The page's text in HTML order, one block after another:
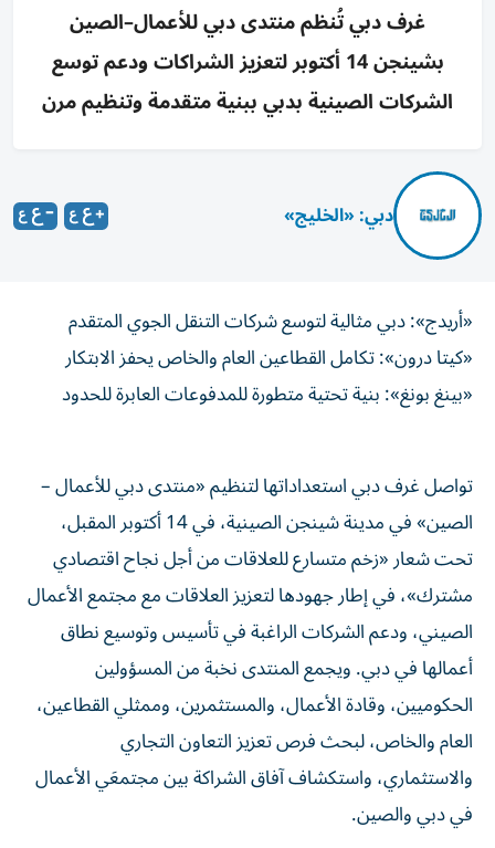
غرف دبي تُنظم منتدى دبي للأعمال–الصين
بشينجن 14 أكتوبر لتعزيز الشراكات ودعم توسع
الشركات الصينية بدبي ببنية متقدمة وتنظيم مرن
دبي: «الخليج»
«أريدج»: دبي مثالية لتوسع شركات التنقل الجوي المتقدم
«كيتا درون»: تكامل القطاعين العام والخاص يحفز الابتكار
«بينغ بونغ»: بنية تحتية متطورة للمدفوعات العابرة للحدود
تواصل غرف دبي استعداداتها لتنظيم «منتدى دبي للأعمال –
الصين» في مدينة شينجن الصينية، في 14 أكتوبر المقبل،
تحت شعار «زخم متسارع للعلاقات من أجل نجاح اقتصادي
مشترك»، في إطار جهودها لتعزيز العلاقات مع مجتمع الأعمال
الصيني، ودعم الشركات الراغبة في تأسيس وتوسيع نطاق
أعمالها في دبي. ويجمع المنتدى نخبة من المسؤولين
الحكوميين، وقادة الأعمال، والمستثمرين، وممثلي القطاعين،
العام والخاص، لبحث فرص تعزيز التعاون التجاري
والاستثماري، واستكشاف آفاق الشراكة بين مجتمعَي الأعمال
في دبي والصين.